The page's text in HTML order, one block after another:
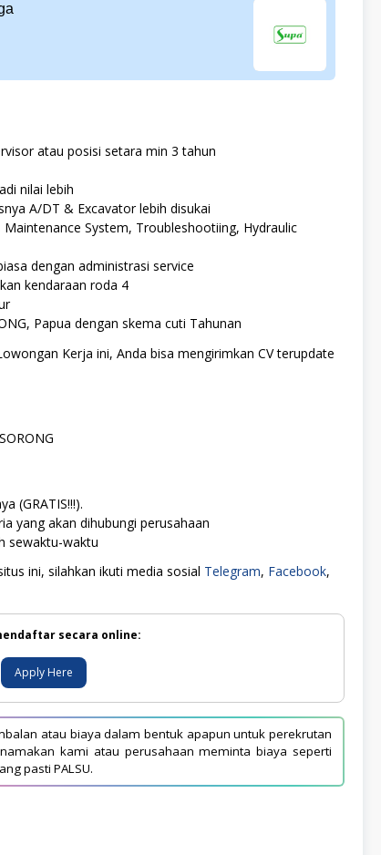
atau posisi setara min 3 tahun
nilai lebih
A/DT & Excavator lebih disukai
System, Troubleshootiing, Hydraulic
dengan administrasi service
kendaraan roda 4
Papua dengan skema cuti Tahunan
Kerja ini, Anda bisa mengirimkan CV terupdate
(GRATIS!!!).
yang akan dihubungi perusahaan
sewaktu-waktu
ini, silahkan ikuti media sosial Telegram, Facebook,
secara online:
Apply Here
atau biaya dalam bentuk apapun untuk perekrutan
kami atau perusahaan meminta biaya seperti
pasti PALSU.